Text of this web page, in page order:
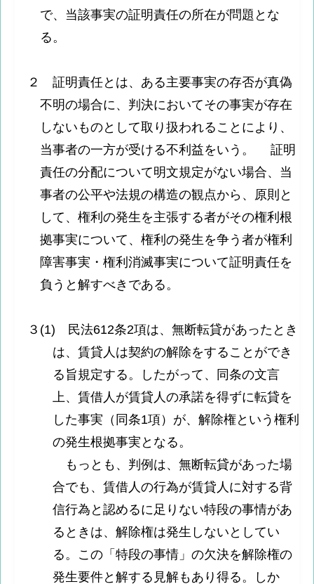
で、当該事実の証明責任の所在が問題とな
る。
２ 証明責任とは、ある主要事実の存否が真偽
不明の場合に、判決においてその事実が存在
しないものとして取り扱われることにより、
当事者の一方が受ける不利益をいう。 証明
責任の分配について明文規定がない場合、当
事者の公平や法規の構造の観点から、原則と
して、権利の発生を主張する者がその権利根
拠事実について、権利の発生を争う者が権利
障害事実・権利消滅事実について証明責任を
負うと解すべきである。
３(1) 民法612条2項は、無断転貸があったとき
は、賃貸人は契約の解除をすることができ
る旨規定する。したがって、同条の文言
上、賃借人が賃貸人の承諾を得ずに転貸を
した事実（同条1項）が、解除権という権利
の発生根拠事実となる。
もっとも、判例は、無断転貸があった場
合でも、賃借人の行為が賃貸人に対する背
信行為と認めるに足りない特段の事情があ
るときは、解除権は発生しないとしてい
る。この「特段の事情」の欠決を解除権の
発生要件と解する見解もあり得る。しか